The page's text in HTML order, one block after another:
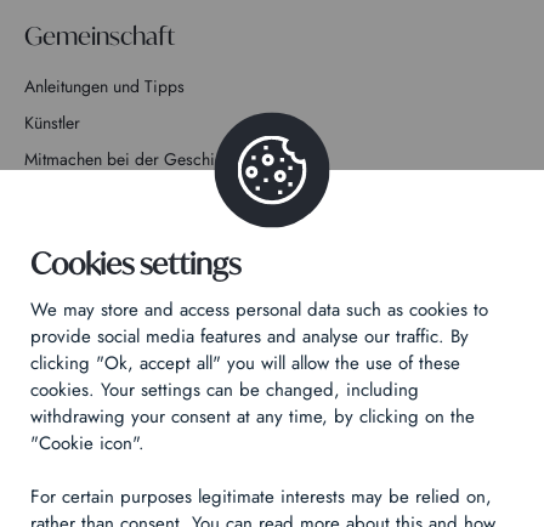
Gemeinschaft
Anleitungen und Tipps
Künstler
Mitmachen bei der Geschichte
Datenschutzrichtlinie
Rechtliche Hinweise
Technical & Legal informations
Made byIzhak
Cookies settings
We may store and access personal data such as cookies to
provide social media features and analyse our traffic. By
clicking "Ok, accept all" you will allow the use of these
cookies. Your settings can be changed, including
withdrawing your consent at any time, by clicking on the
"Cookie icon".
For certain purposes legitimate interests may be relied on,